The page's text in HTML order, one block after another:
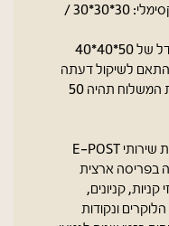
גודל משלוח לנקודת איסוף מקסימלי: 30*30*30 /
משלוחים מעל 10 ק"ג ומעל גודל של 50*40*40
בהתאם לשיקול דעתה
של חברת ההפצה כאשר עלות המשלוח תהיה 50
שירותי נקודת חלוקה, באמצעות שירותי E-POST
בפריסה ארצית
קניונים,
ונקודות